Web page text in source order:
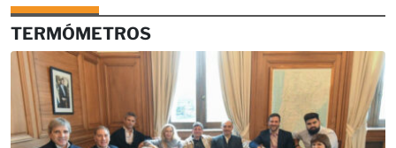
TERMÓMETROS